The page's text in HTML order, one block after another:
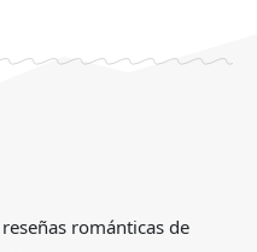
románticas de